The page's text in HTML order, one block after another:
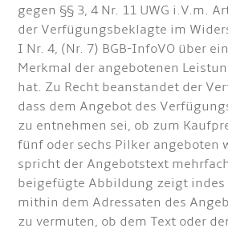
gegen §§ 3, 4 Nr. 11 UWG i.V.m.
der Verfügungsbeklagte im
I Nr. 4, (Nr. 7) BGB-InfoVO über
Merkmal der angebotenen
hat. Zu Recht beanstandet der
dass dem Angebot des
zu entnehmen sei, ob zum
fünf oder sechs Pilker angeboten
spricht der Angebotstext
beigefügte Abbildung zeigt indes
mithin dem Adressaten des
zu vermuten, ob dem Text oder